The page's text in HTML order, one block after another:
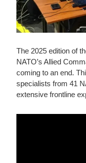
The 2025 edition of
NATO’s Allied
coming to an end.
specialists from 41
extensive frontline